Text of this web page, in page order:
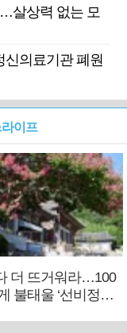
살상력 없는 모
신의료기관 폐원
이프
더 뜨거워라…100
불태울 ‘선비정신’